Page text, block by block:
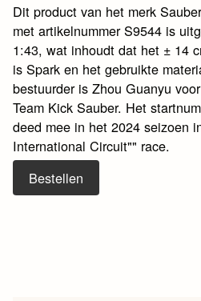
Dit product van het merk
met artikelnummer S9544 is
1:43, wat inhoudt dat het ± 14
is Spark en het gebruikte
bestuurder is Zhou Guanyu
Team Kick Sauber. Het
deed mee in het 2024 seizoen
International Circuit"" race.
Bestellen